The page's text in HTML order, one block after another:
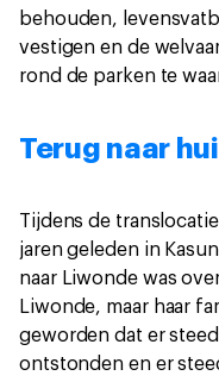
behouden,
vestigen en de
rond de parken te
Terug naar
Tijdens de
jaren geleden in
naar Liwonde was
Liwonde, maar haar
geworden dat er
ontstonden en er